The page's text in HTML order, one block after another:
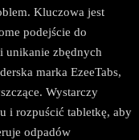
Kluczowa jest
podejście do
unikanie zbędnych
marka EzeeTabs,
Wystarczy
i rozpuścić tabletkę, aby
odpadów